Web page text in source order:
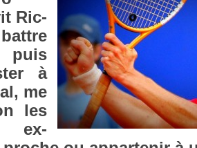
Ric­
à
me
les
ex­